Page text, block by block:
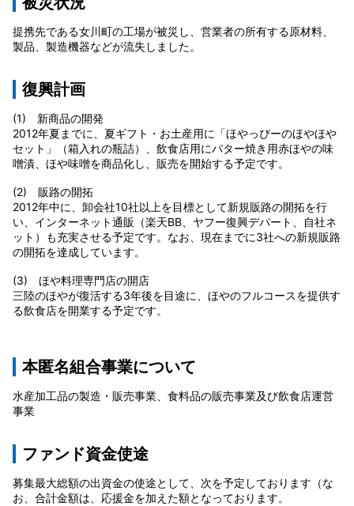
提携先である女川町の工場が被災し、営業者の所有する原材料、
製品、製造機器などが流失しました。
復興計画
(1) 新商品の開発
2012年夏までに、夏ギフト・お土産用に「ほやっぴーのほやほや
セット」（箱入れの瓶詰）、飲食店用にバター焼き用赤ほやの味
噌漬、ほや味噌を商品化し、販売を開始する予定です。
(2) 販路の開拓
2012年中に、卸会社10社以上を目標として新規販路の開拓を行
い、インターネット通販（楽天BB、ヤフー復興デパート、自社ネ
ット）も充実させる予定です。なお、現在までに3社への新規販路
の開拓を達成しています。
(3) ほや料理専門店の開店
三陸のほやが復活する3年後を目途に、ほやのフルコースを提供す
る飲食店を開業する予定です。
本匿名組合事業について
水産加工品の製造・販売事業、食料品の販売事業及び飲食店運営
事業
ファンド資金使途
募集最大総額の出資金の使途として、次を予定しております（な
お、合計金額は、応援金を加えた額となっております。